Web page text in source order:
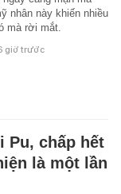
nhân này khiến nhiều
mà rời mắt.
giờ trước
Pu, chấp hết
là một lần